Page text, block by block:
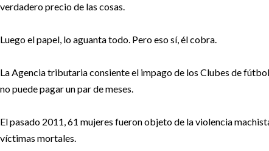
verdadero precio de las cosas.
Luego el papel, lo aguanta todo. Pero eso sí, él cobra.
La Agencia tributaria consiente el impago de los Clubes de
no puede pagar un par de meses.
El pasado 2011, 61 mujeres fueron objeto de la violencia
víctimas mortales.